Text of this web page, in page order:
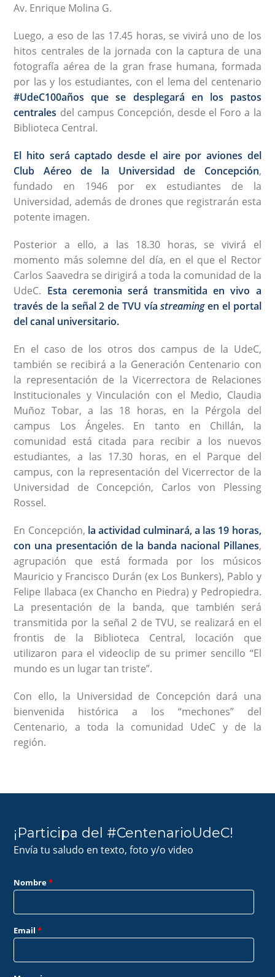
Av. Enrique Molina G.
Luego, a eso de las 17.45 horas, se vivirá uno de los
hitos centrales de la jornada con la captura de una
fotografía aérea de la gran frase humana, formada
por las y los estudiantes, con el lema del centenario
#UdeC100años que se desplegará en los pastos
centrales del campus Concepción, desde el Foro a la
Biblioteca Central.
El hito será captado desde el aire por aviones del
Club Aéreo de la Universidad de Concepción,
fundado en 1946 por ex estudiantes de la
Universidad, además de drones que registrarán esta
potente imagen.
Posterior a ello, a las 18.30 horas, se vivirá el
momento más solemne del día, en el que el Rector
Carlos Saavedra se dirigirá a toda la comunidad de la
UdeC. Esta ceremonia será transmitida en vivo a
través de la señal 2 de TVU víastreamingen el portal
del canal universitario.
En el caso de los otros dos campus de la UdeC,
también se recibirá a la Generación Centenario con
la representación de la Vicerrectora de Relaciones
Institucionales y Vinculación con el Medio, Claudia
Muñoz Tobar, a las 18 horas, en la Pérgola del
campus Los Ángeles. En tanto en Chillán, la
comunidad está citada para recibir a los nuevos
estudiantes, a las 17.30 horas, en el Parque del
campus, con la representación del Vicerrector de la
Universidad de Concepción, Carlos von Plessing
Rossel.
En Concepción, la actividad culminará, a las 19 horas,
con una presentación de la banda nacional Pillanes,
agrupación que está formada por los músicos
Mauricio y Francisco Durán (ex Los Bunkers), Pablo y
Felipe Ilabaca (ex Chancho en Piedra) y Pedropiedra.
La presentación de la banda, que también será
transmitida por la señal 2 de TVU, se realizará en el
frontis de la Biblioteca Central, locación que
utilizaron para el videoclip de su primer sencillo “El
mundo es un lugar tan triste”.
Con ello, la Universidad de Concepción dará una
bienvenida histórica a los “mechones” del
Centenario, a toda la comunidad UdeC y de la
región.
¡Participa del #CentenarioUdeC!
Envía tu saludo en texto, foto y/o video
Nombre*
Email*